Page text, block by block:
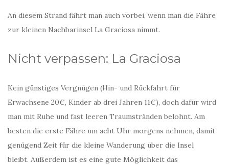
An diesem Strand fährt man auch vorbei, wenn man die Fähre
zur kleinen Nachbarinsel La Graciosa nimmt.
Nicht verpassen: La Graciosa
Kein günstiges Vergnügen (Hin- und Rückfahrt für
Erwachsene 20€, Kinder ab drei Jahren 11€), doch dafür wird
man mit Ruhe und fast leeren Traumstränden belohnt. Am
besten die erste Fähre um acht Uhr morgens nehmen, damit
genügend Zeit für die kleine Wanderung über die Insel
bleibt. Außerdem ist es eine gute Möglichkeit das